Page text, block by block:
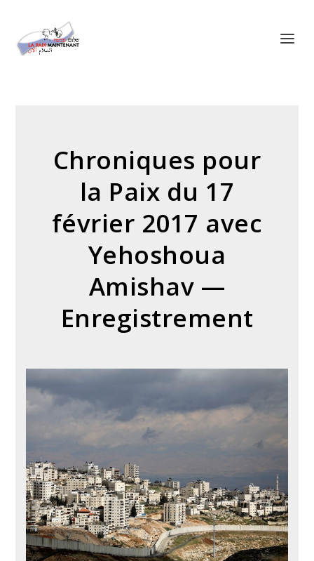
Chroniques pour
la Paix du 17
février 2017 avec
Yehoshoua
Amishav —
Enregistrement